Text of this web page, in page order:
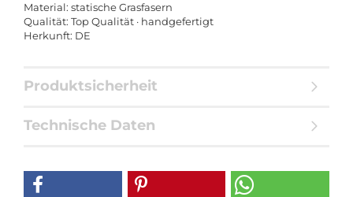
Material: statische Grasfasern
Qualität: Top Qualität · handgefertigt
Herkunft: DE
Produktsicherheit
Technische Daten